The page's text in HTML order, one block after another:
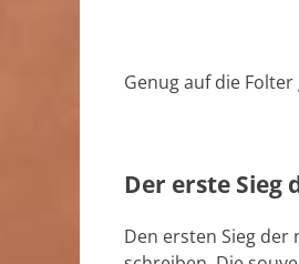
Genug auf die
Der erste Sieg
Den ersten Sieg der